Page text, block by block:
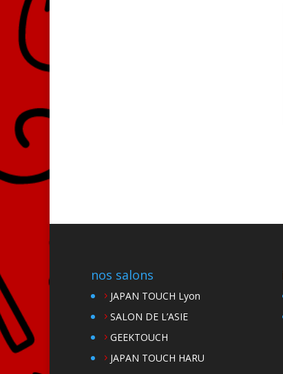
nos salons
JAPAN TOUCH Lyon
SALON DE L’ASIE
GEEKTOUCH
JAPAN TOUCH HARU